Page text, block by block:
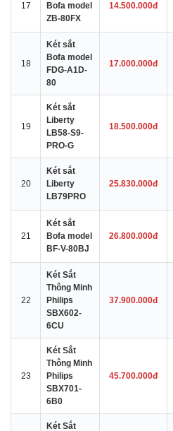
17
Bofa model
ZB-80FX
14.500.000đ
18
Két sắt
Bofa model
FDG-A1D-
80
17.000.000đ
19
Két sắt
Liberty
LB58-S9-
PRO-G
18.500.000đ
20
Két sắt
Liberty
LB79PRO
25.830.000đ
21
Két sắt
Bofa model
BF-V-80BJ
26.800.000đ
22
Két Sắt
Thông Minh
Philips
SBX602-
6CU
37.900.000đ
23
Két Sắt
Thông Minh
Philips
SBX701-
6B0
45.700.000đ
Két Sắt